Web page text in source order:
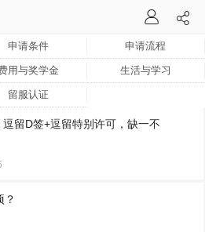
申请条件 申请流程
用与奖学金 生活与学习
留服认证
留D签+逗留特别许可，缺一不
？